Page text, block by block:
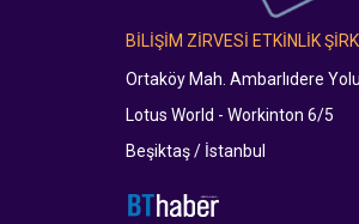
BİLİŞİM ZİRVESİ ETKİNLİK
Ortaköy Mah. Ambarlıdere
Lotus World - Workinton 6/5
Beşiktaş / İstanbul